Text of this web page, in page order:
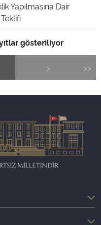
Yapılmasına Dair
gösteriliyor
> >>
MİLLETİNDİR